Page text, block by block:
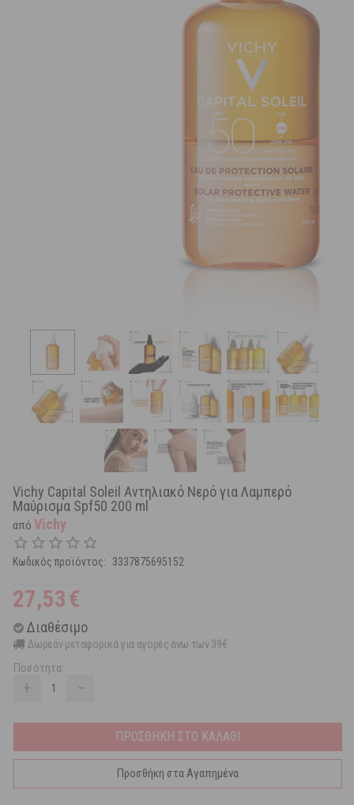
Vichy Capital Soleil Αντηλιακό Νερό για Λαμπερό
Μαύρισμα Spf50 200 ml
από Vichy
Κωδικός προϊόντος: 3337875695152
27,53€
Διαθέσιμο
Δωρεάν μεταφορικά για αγορές άνω των 39€
Ποσότητα:
+ −
ΠΡΟΣΘΗΚΗ ΣΤΟ ΚΑΛΑΘΙ
Προσθήκη στα Αγαπημένα